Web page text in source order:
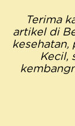
Terima
artikel di
kesehatan,
Kecil,